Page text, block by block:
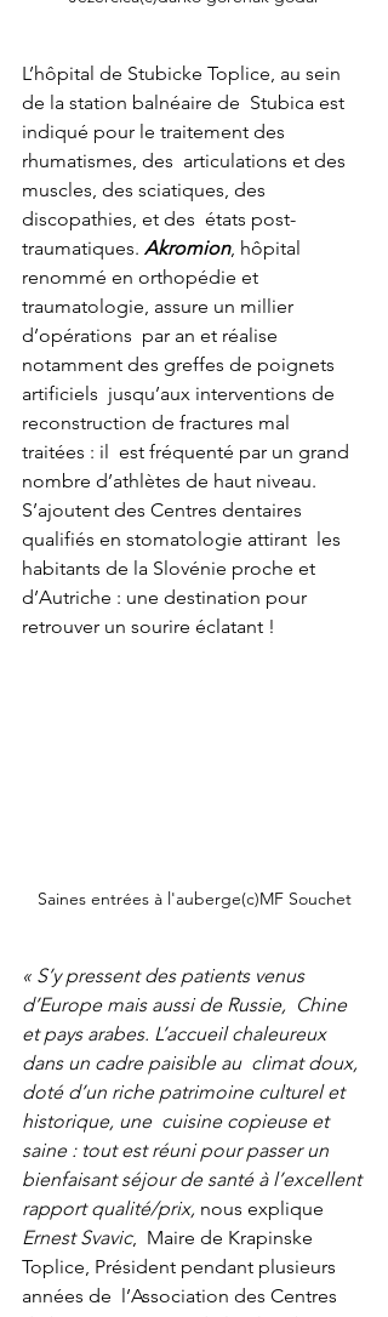
L’hôpital de Stubicke Toplice, au sein
de la station balnéaire de  Stubica est
indiqué pour le traitement des
rhumatismes, des  articulations et des
muscles, des sciatiques, des
discopathies, et des  états post-
traumatiques. Akromion, hôpital
renommé en orthopédie et
traumatologie, assure un millier
d’opérations  par an et réalise
notamment des greffes de poignets
artificiels  jusqu’aux interventions de
reconstruction de fractures mal
traitées : il  est fréquenté par un grand
nombre d’athlètes de haut niveau.
S’ajoutent des Centres dentaires
qualifiés en stomatologie attirant  les
habitants de la Slovénie proche et
d’Autriche : une destination pour
retrouver un sourire éclatant !
Saines entrées à l'auberge(c)MF Souchet
« S’y pressent des patients venus
d’Europe mais aussi de Russie,  Chine
et pays arabes. L’accueil chaleureux
dans un cadre paisible au  climat doux,
doté d’un riche patrimoine culturel et
historique, une  cuisine copieuse et
saine : tout est réuni pour passer un
bienfaisant séjour de santé à l’excellent
rapport qualité/prix, nous explique
Ernest Svavic,  Maire de Krapinske
Toplice, Président pendant plusieurs
années de  l’Association des Centres